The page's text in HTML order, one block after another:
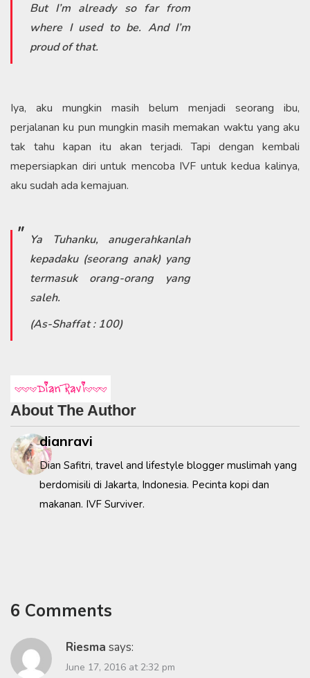
But I’m already so far from
where I used to be. And I’m
proud of that.
Iya, aku mungkin masih belum menjadi seorang ibu,
perjalanan ku pun mungkin masih memakan waktu yang aku
tak tahu kapan itu akan terjadi. Tapi dengan kembali
mepersiapkan diri untuk mencoba IVF untuk kedua kalinya,
aku sudah ada kemajuan.
Ya Tuhanku, anugerahkanlah
kepadaku (seorang anak) yang
termasuk orang-orang yang
saleh.
(As-Shaffat : 100)
About The Author
dianravi
Dian Safitri, travel and lifestyle blogger muslimah yang
berdomisili di Jakarta, Indonesia. Pecinta kopi dan
makanan. IVF Surviver.
6 Comments
Riesma says:
June 17, 2016 at 2:32 pm